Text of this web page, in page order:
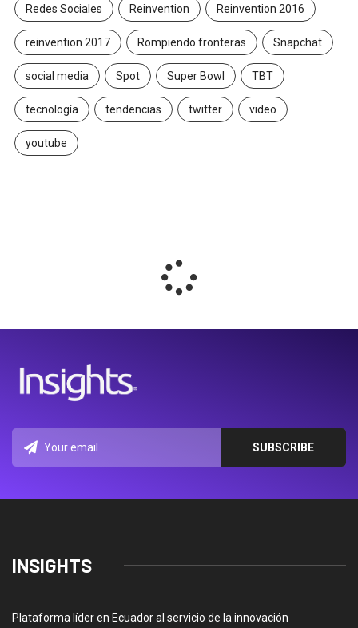
Redes Sociales Reinvention Reinvention 2016
reinvention 2017 Rompiendo fronteras Snapchat
social media Spot Super Bowl TBT
tecnología tendencias twitter video
youtube
INSIGHTS
Plataforma líder en Ecuador al servicio de la innovación